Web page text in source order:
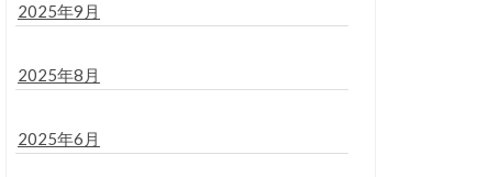
2025年9月
2025年8月
2025年6月